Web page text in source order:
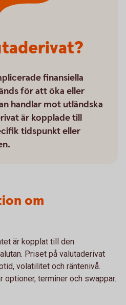
finansiella
för att öka eller
handlar mot utländska
är kopplade till
tidspunkt eller
om
är kopplat till den
Priset på valutaderivat
volatilitet och räntenivå.
optioner, terminer och swappar.